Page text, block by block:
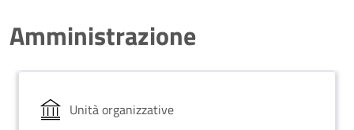
Amministrazione
Unità organizzative